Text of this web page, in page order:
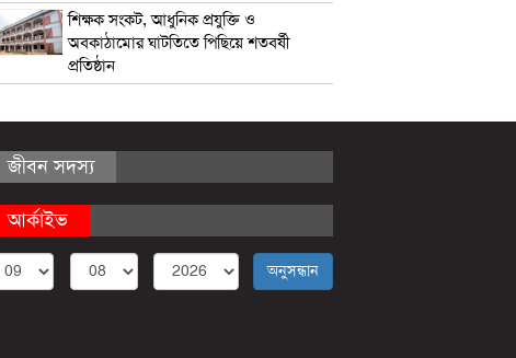
শিক্ষক সংকট, আধুনিক প্রযুক্তি ও
অবকাঠামোর ঘাটতিতে পিছিয়ে শতবর্ষী
প্রতিষ্ঠান
জীবন সদস্য
আর্কাইভ